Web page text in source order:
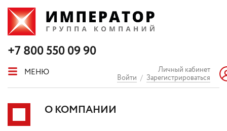
+7 800 550 09 90
МЕНЮ
Личный кабинет
Войти / Зарегистрироваться
О КОМПАНИИ